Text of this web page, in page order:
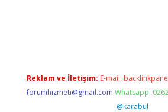
Reklam ve İletişim: E-mail:
forumhizmeti@gmail.com Whatsapp:
@karabul